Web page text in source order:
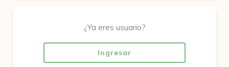
¿Ya eres usuario?
Ingresar